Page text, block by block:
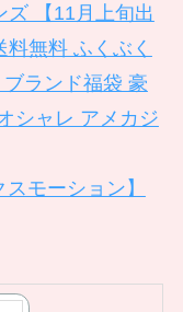
ズ 【11月上旬出
無料 ふくぶく
ランド福袋 豪
シャレ アメカジ
モーション】